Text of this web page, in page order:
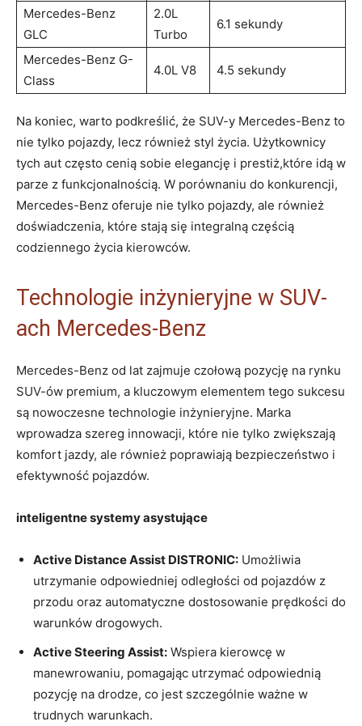
Mercedes-Benz
GLC
2.0L
Turbo
6.1 sekundy
Mercedes-Benz G-
Class
4.0L V8 4.5 sekundy
Na koniec, warto podkreślić, że SUV-y Mercedes-Benz to
nie tylko pojazdy, lecz również styl życia. Użytkownicy
tych aut często cenią sobie elegancję i prestiż,które idą w
parze z funkcjonalnością. W porównaniu do konkurencji,
Mercedes-Benz oferuje nie tylko pojazdy, ale również
doświadczenia, które stają się integralną częścią
codziennego życia kierowców.
Technologie inżynieryjne w SUV-
ach Mercedes-Benz
Mercedes-Benz od lat zajmuje czołową pozycję na rynku
SUV-ów premium, a kluczowym elementem tego sukcesu
są nowoczesne technologie inżynieryjne. Marka
wprowadza szereg innowacji, które nie tylko zwiększają
komfort jazdy, ale również poprawiają bezpieczeństwo i
efektywność pojazdów.
inteligentne systemy asystujące
Active Distance Assist DISTRONIC: Umożliwia
utrzymanie odpowiedniej odległości od pojazdów z
przodu oraz automatyczne dostosowanie prędkości do
warunków drogowych.
Active Steering Assist: Wspiera kierowcę w
manewrowaniu, pomagając utrzymać odpowiednią
pozycję na drodze, co jest szczególnie ważne w
trudnych warunkach.